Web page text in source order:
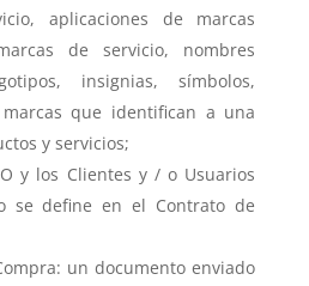
aplicaciones de marcas
de servicio, nombres
insignias, símbolos,
que identifican a una
y servicios;
y los Clientes y / o Usuarios
se define en el Contrato de
un documento enviado